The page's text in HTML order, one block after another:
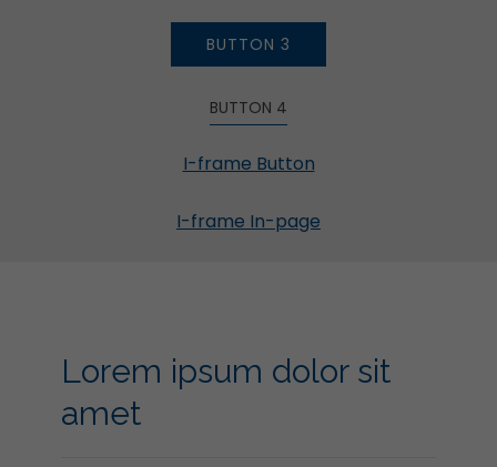
BUTTON 3
BUTTON 4
I-frame Button
I-frame In-page
Lorem ipsum dolor sit
amet